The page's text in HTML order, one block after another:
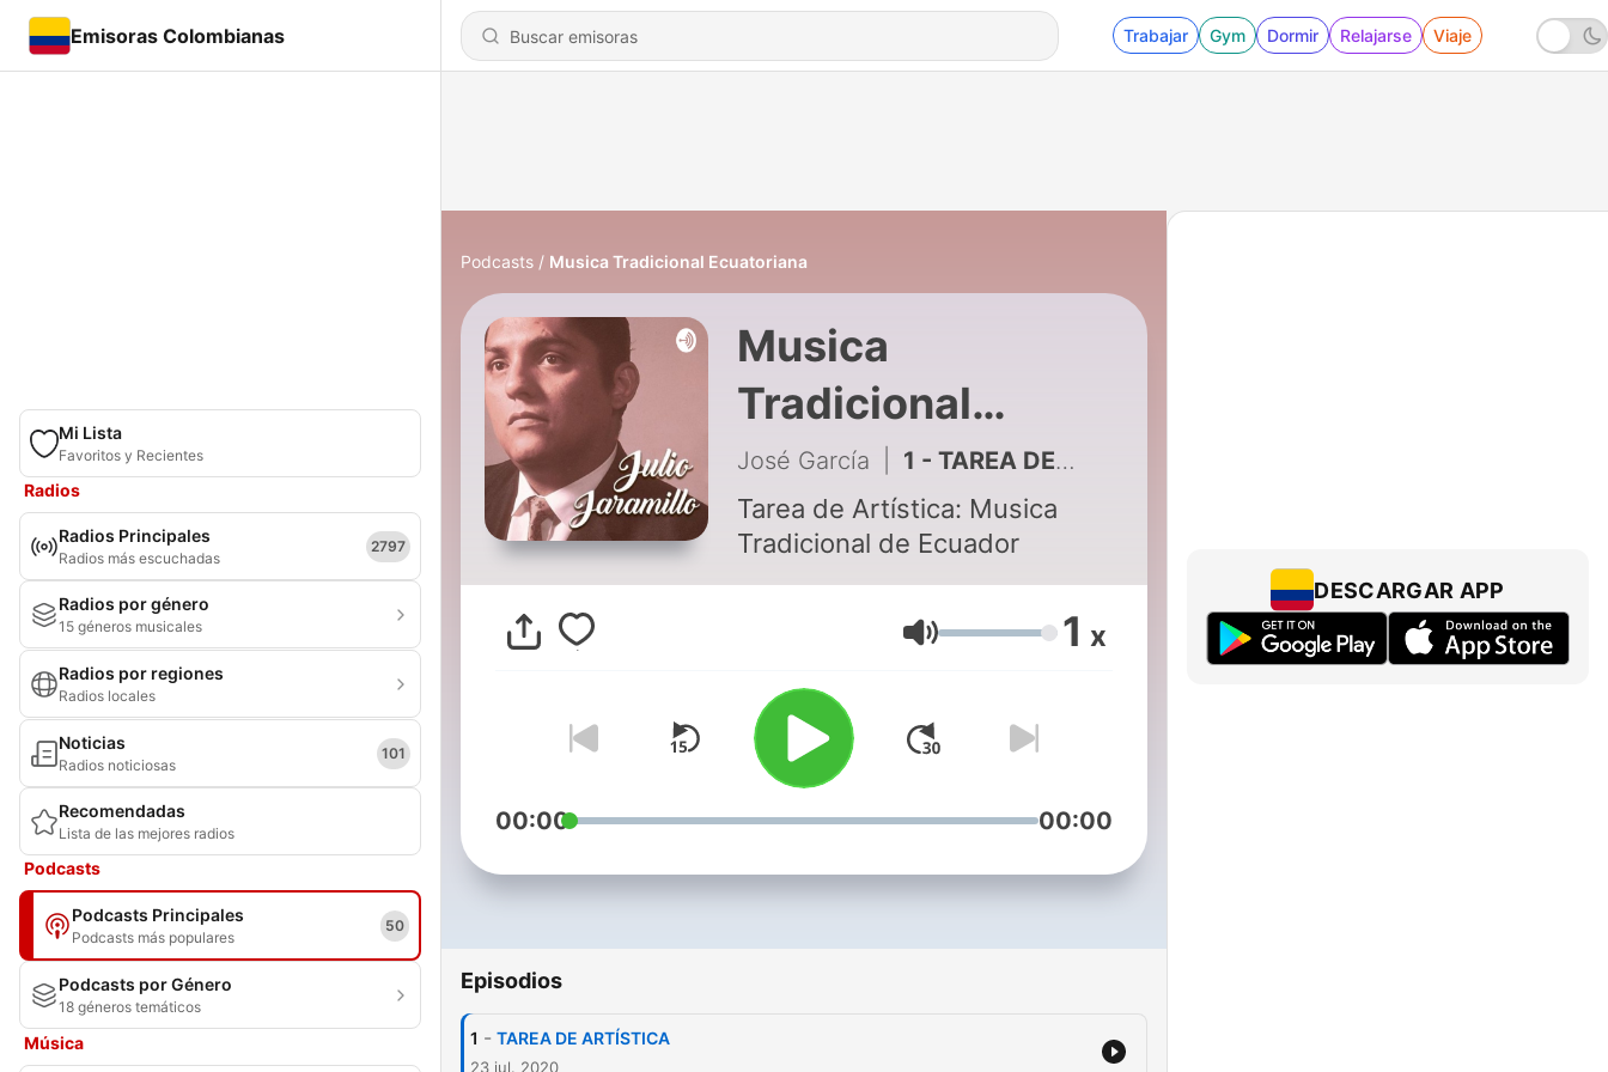
Emisoras Colombianas Trabajar Gym Dormir Relajarse Viaje
Mi Lista
Favoritos y Recientes
Radios
Radios Principales
Radios más escuchadas
2797
Radios por género
15 géneros musicales
Radios por regiones
Radios locales
Noticias
Radios noticiosas
101
Recomendadas
Lista de las mejores radios
Podcasts
Podcasts Principales
Podcasts más populares
50
Podcasts por Género
18 géneros temáticos
Música
Podcasts Musica Tradicional Ecuatoriana
Musica
Tradicional
Ecuatoriana
José García 1 - TAREA DE ARTÍSTICA
Tarea de Artística: Musica
Tradicional de Ecuador
Volumen 1 x
00:00 00:00
Episodios
1 - TAREA DE ARTÍSTICA
23 jul. 2020
DESCARGAR APP